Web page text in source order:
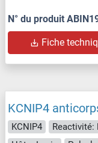
N° du produit
Fiche
KCNIP4
KCNIP4 Reactivité: